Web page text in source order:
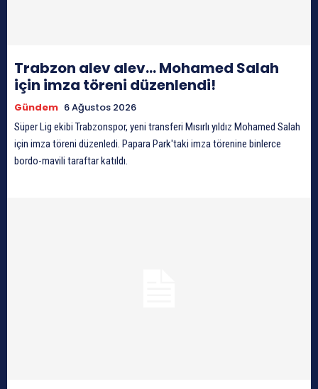
Trabzon alev alev… Mohamed Salah
için imza töreni düzenlendi!
Gündem 6 Ağustos 2026
Süper Lig ekibi Trabzonspor, yeni transferi Mısırlı yıldız Mohamed Salah
için imza töreni düzenledi. Papara Park'taki imza törenine binlerce
bordo-mavili taraftar katıldı.